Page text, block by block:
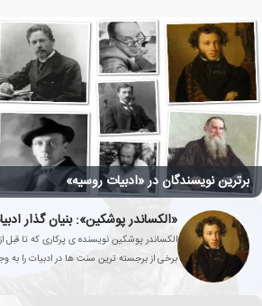
برترین نویسندگان در «ادبیات روسیه»
«الکساندر پوشکین»: بنیان گذار
الکساندر پوشکین نویسنده ی پرکاری که تا قبل
برخی از برجسته ترین سنت ها در ادبیات را به